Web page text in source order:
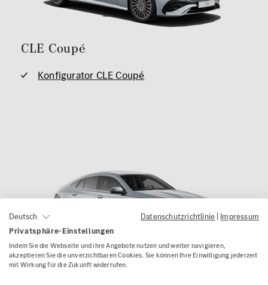
CLE Coupé
Konfigurator CLE Coupé
Deutsch Datenschutzrichtlinie | Impressum
Privatsphäre-Einstellungen
Indem Sie die Webseite und ihre Angebote nutzen und weiter navigieren,
akzeptieren Sie die unverzichtbaren Cookies. Sie können Ihre Einwilligung jederzeit
mit Wirkung für die Zukunft widerrufen.